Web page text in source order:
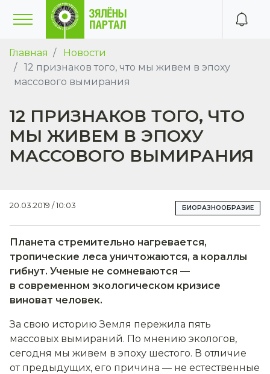
Главная
Новости
12 признаков того, что мы живем в эпоху
массового вымирания
12 ПРИЗНАКОВ ТОГО, ЧТО
МЫ ЖИВЕМ В ЭПОХУ
МАССОВОГО ВЫМИРАНИЯ
20.03.2019 / 10:03 БИОРАЗНООБРАЗИЕ
Планета стремительно нагревается,
тропические леса уничтожаются, а кораллы
гибнут. Ученые не сомневаются —
в современном экологическом кризисе
виноват человек.
За свою историю Земля пережила пять
массовых вымираний. По мнению экологов,
сегодня мы живем в эпоху шестого. В отличие
от предыдущих, его причина — не естественные